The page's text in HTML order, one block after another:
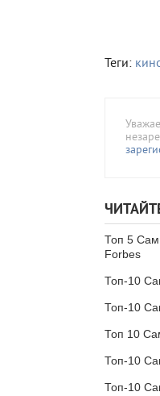
Теги:
Топ 5
Forbes
Топ-10
Топ-10
Топ 10
Топ-10
Топ-10